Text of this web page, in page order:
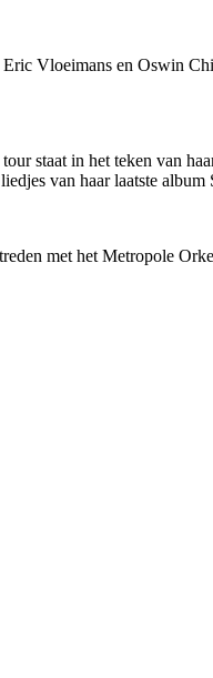
Vloeimans en Oswin
staat in het teken van
van haar laatste album
met het Metropole